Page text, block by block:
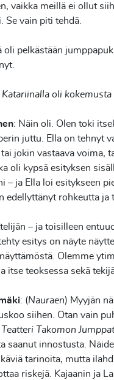
vaikka meillä ei ollut
Se vain piti tehdä.
oli pelkästään
Katariinalla oli
: Näin oli. Olen toki
juttu. Ella on tehnyt
jokin vastaava voima,
oli kypsä esityksen
– ja Ella loi esitykseen
edellyttänyt rohkeutta
– ja toisilleen
esitys on näyte
Olemme
itse teoksessa sekä
: (Nauraen) Myyjän
siihen. Otan vain
Takomon
saanut innostusta.
tarinoita, mutta
riskejä. Kajaanin ja